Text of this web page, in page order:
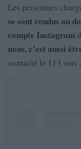
Les personnes
se sont rendus au
compte Instagram
nous, c’est aussi
contacté le 113